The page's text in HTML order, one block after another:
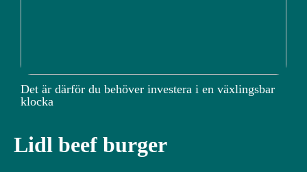
Det är därför du behöver investera i en växlingsbar
klocka
Lidl beef burger